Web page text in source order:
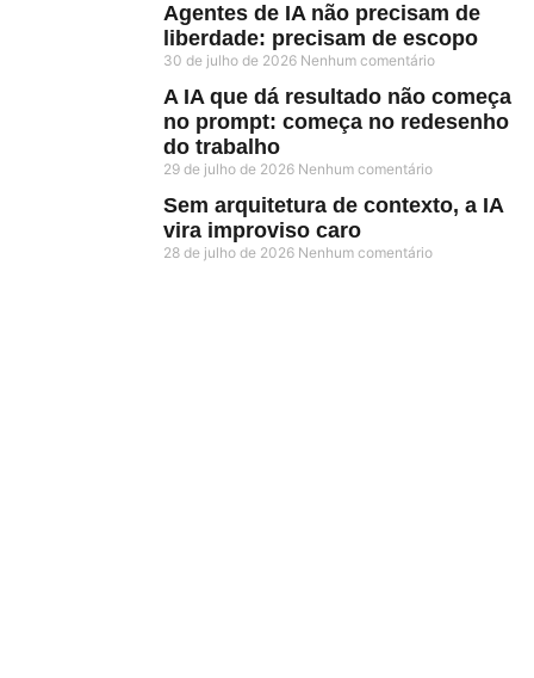
Agentes de IA não precisam de
liberdade: precisam de escopo
30 de julho de 2026 Nenhum comentário
A IA que dá resultado não começa
no prompt: começa no redesenho
do trabalho
29 de julho de 2026 Nenhum comentário
Sem arquitetura de contexto, a IA
vira improviso caro
28 de julho de 2026 Nenhum comentário